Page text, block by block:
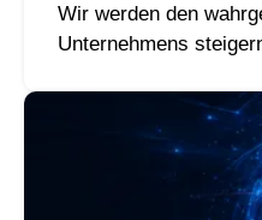
Wir werden den
Unternehmens